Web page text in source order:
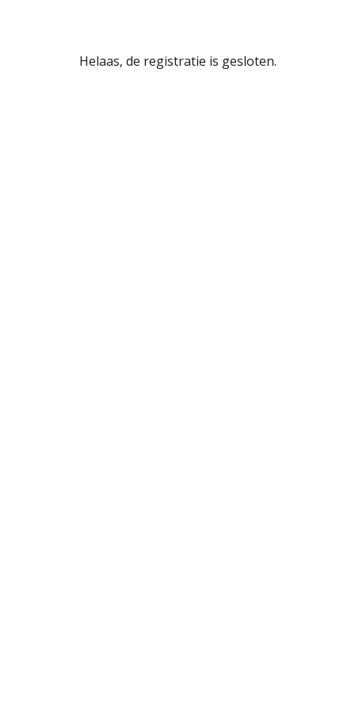
Helaas, de registratie is gesloten.